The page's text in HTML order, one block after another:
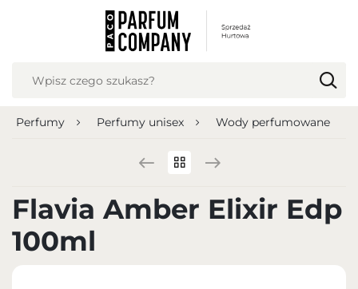
Perfumy Perfumy unisex Wody perfumowane
Flavia Amber Elixir Edp
100ml
USTAWIENIA REGIONALNE
Język
Polish zloty (PLN)